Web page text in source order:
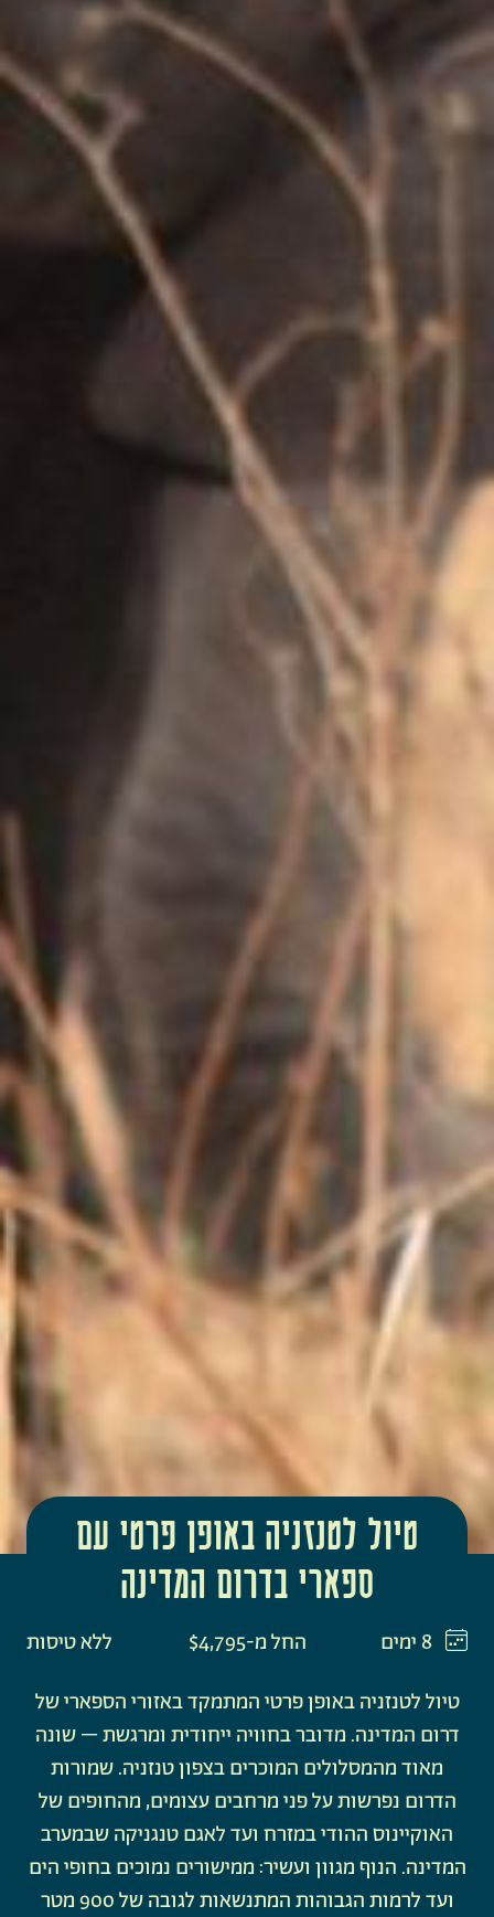
טיול לטנזניה באופן פרטי עם
ספארי בדרום המדינה
החל מ-$4,795 ללא טיסות
טיול לטנזניה באופן פרטי המתמקד באזורי הספארי של
דרום המדינה. מדובר בחוויה ייחודית ומרגשת – שונה
מאוד מהמסלולים המוכרים בצפון טנזניה. שמורות
הדרום נפרשות על פני מרחבים עצומים, מהחופים של
האוקיינוס ההודי במזרח ועד לאגם טנגניקה שבמערב
המדינה. הנוף מגוון ועשיר: ממישורים נמוכים בחופי הים
ועד לרמות הגבוהות המתנשאות לגובה של 900 מטר